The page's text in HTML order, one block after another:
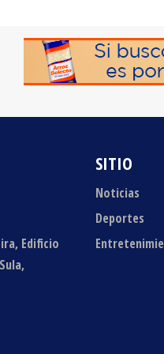
Edificio
SITIO
Noticias
Deportes